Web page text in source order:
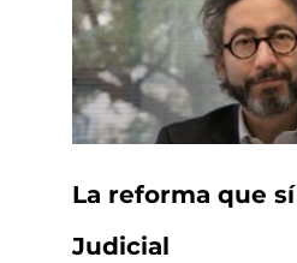
La reforma que
Judicial